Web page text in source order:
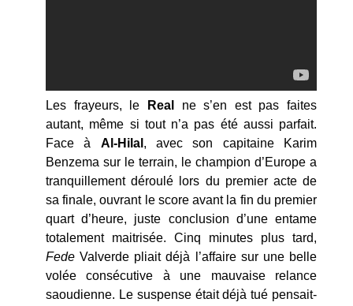
Les frayeurs, le Real
ne s’en est pas faites
autant, même si tout n’a pas été aussi parfait.
Face à Al-Hilal , avec son capitaine Karim
Benzema sur le terrain, le champion d’Europe a
tranquillement déroulé lors du premier acte de
sa finale, ouvrant le score avant la fin du premier
quart d’heure, juste conclusion d’une entame
totalement maitrisée. Cinq minutes plus tard,
Fede Valverde pliait déjà l’affaire sur une belle
volée consécutive à une mauvaise relance
saoudienne. Le suspense était déjà tué pensait-